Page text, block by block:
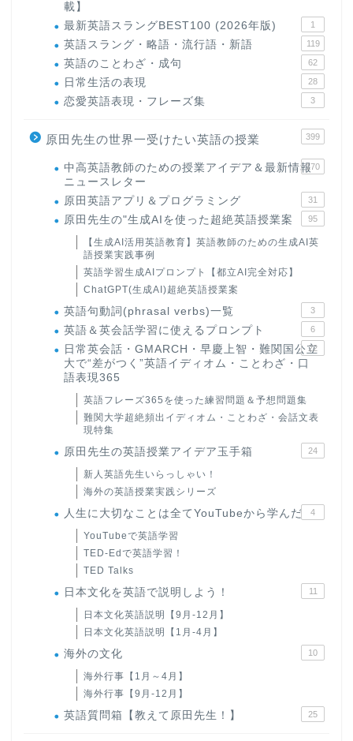
載】
最新英語スラングBEST100 (2026年版) 1
英語スラング・略語・流行語・新語 119
英語のことわざ・成句 62
日常生活の表現 28
恋愛英語表現・フレーズ集 3
原田先生の世界一受けたい英語の授業 399
中高英語教師のための授業アイデア＆最新情報
ニュースレター
170
原田英語アプリ＆プログラミング 31
原田先生の"生成AIを使った超絶英語授業案 95
【生成AI活用英語教育】英語教師のための生成AI英
語授業実践事例
英語学習生成AIプロンプト【都立AI完全対応】
ChatGPT(生成AI)超絶英語授業案
英語句動詞(phrasal verbs)一覧 3
英語＆英会話学習に使えるプロンプト 6
日常英会話・GMARCH・早慶上智・難関国公立
大で“差がつく”英語イディオム・ことわざ・口
語表現365
22
英語フレーズ365を使った練習問題＆予想問題集
難関大学超絶頻出イディオム・ことわざ・会話文表
現特集
原田先生の英語授業アイデア玉手箱 24
新人英語先生いらっしゃい！
海外の英語授業実践シリーズ
人生に大切なことは全てYouTubeから学んだ 4
YouTubeで英語学習
TED-Edで英語学習！
TED Talks
日本文化を英語で説明しよう！ 11
日本文化英語説明【9月-12月】
日本文化英語説明【1月-4月】
海外の文化 10
海外行事【1月～4月】
海外行事【9月-12月】
英語質問箱【教えて原田先生！】 25